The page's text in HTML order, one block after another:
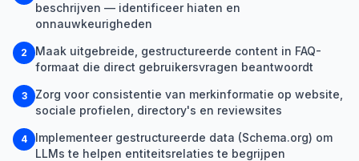
beschrijven — identificeer hiaten en
onnauwkeurigheden
2
Maak uitgebreide, gestructureerde content in FAQ-
formaat die direct gebruikersvragen beantwoordt
3
Zorg voor consistentie van merkinformatie op website,
sociale profielen, directory's en reviewsites
4
Implementeer gestructureerde data (Schema.org) om
LLMs te helpen entiteitsrelaties te begrijpen